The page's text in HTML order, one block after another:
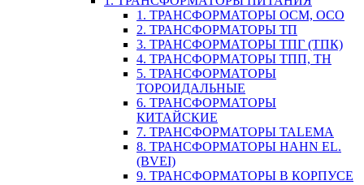
1. ТРАНСФОРМАТОРЫ ОСМ, ОСО
2. ТРАНСФОРМАТОРЫ ТП
3. ТРАНСФОРМАТОРЫ ТПГ (ТПК)
4. ТРАНСФОРМАТОРЫ ТПП, ТН
5. ТРАНСФОРМАТОРЫ
ТОРОИДАЛЬНЫЕ
6. ТРАНСФОРМАТОРЫ
КИТАЙСКИЕ
7. ТРАНСФОРМАТОРЫ TALEMA
8. ТРАНСФОРМАТОРЫ HAHN EL.
(BVEI)
9. ТРАНСФОРМАТОРЫ В КОРПУСЕ